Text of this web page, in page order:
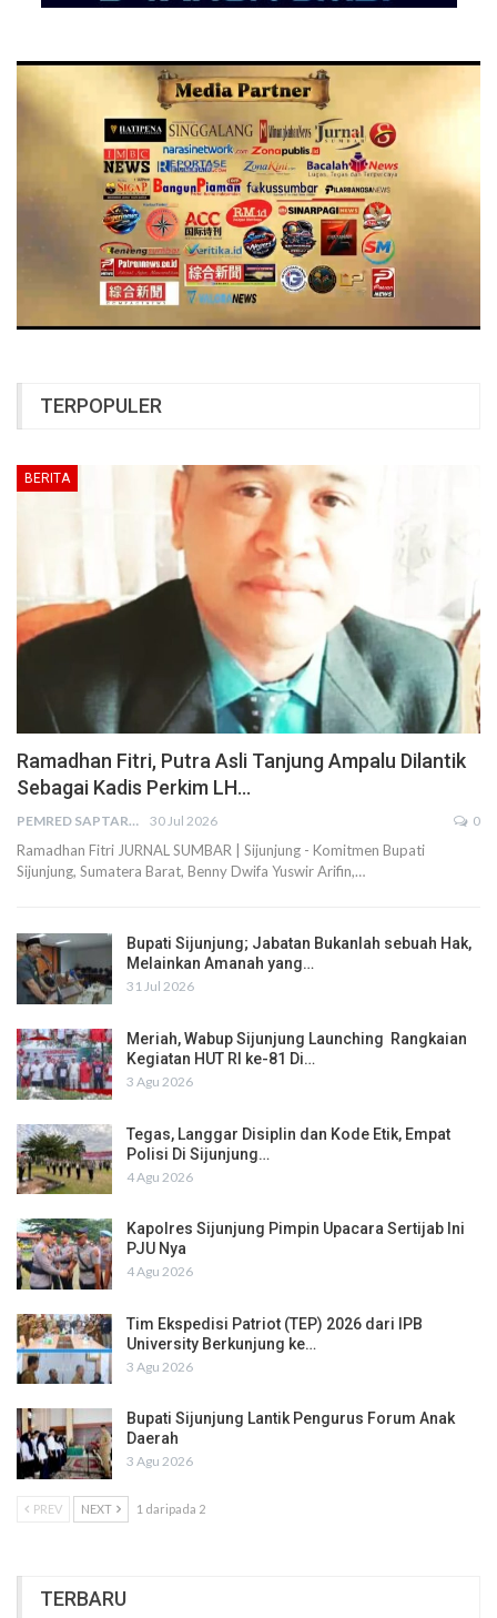
TERPOPULER
BERITA
Ramadhan Fitri, Putra Asli Tanjung Ampalu Dilantik
Sebagai Kadis Perkim LH…
PEMRED SAPTARIUS 30 Jul 2026 0
Ramadhan Fitri JURNAL SUMBAR | Sijunjung - Komitmen Bupati
Sijunjung, Sumatera Barat, Benny Dwifa Yuswir Arifin,…
Bupati Sijunjung; Jabatan Bukanlah sebuah Hak,
Melainkan Amanah yang…
31 Jul 2026
Meriah, Wabup Sijunjung Launching Rangkaian
Kegiatan HUT RI ke-81 Di…
3 Agu 2026
Tegas, Langgar Disiplin dan Kode Etik, Empat
Polisi Di Sijunjung…
4 Agu 2026
Kapolres Sijunjung Pimpin Upacara Sertijab Ini
PJU Nya
4 Agu 2026
Tim Ekspedisi Patriot (TEP) 2026 dari IPB
University Berkunjung ke…
3 Agu 2026
Bupati Sijunjung Lantik Pengurus Forum Anak
Daerah
3 Agu 2026
PREV NEXT 1 daripada 2
TERBARU